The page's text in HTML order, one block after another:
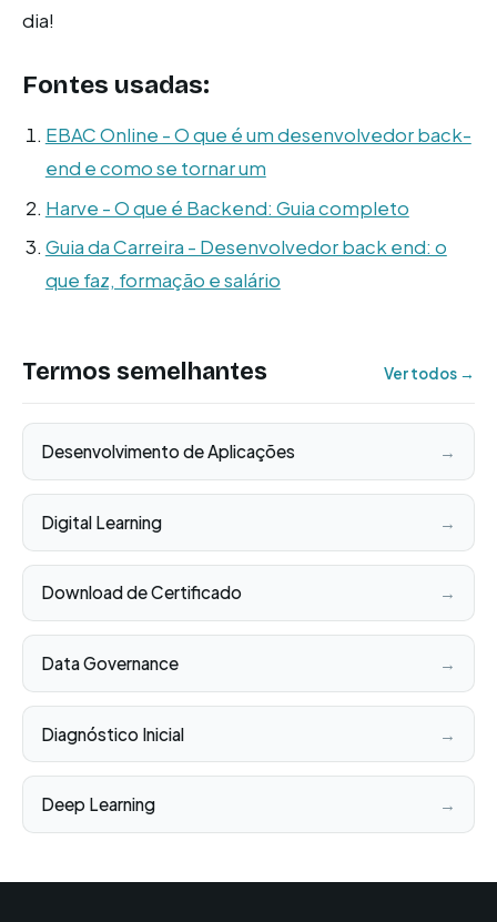
dia!
Fontes usadas:
EBAC Online - O que é um desenvolvedor back-
end e como se tornar um
Harve - O que é Backend: Guia completo
Guia da Carreira - Desenvolvedor back end: o
que faz, formação e salário
Termos semelhantes Ver todos →
Desenvolvimento de Aplicações →
Digital Learning →
Download de Certificado →
Data Governance →
Diagnóstico Inicial →
Deep Learning →